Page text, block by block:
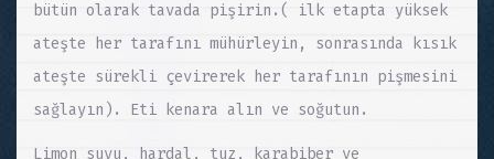
bütün olarak tavada pişirin.( ilk etapta yüksek
ateşte her tarafını mühürleyin, sonrasında kısık
ateşte sürekli çevirerek her tarafının pişmesini
sağlayın). Eti kenara alın ve soğutun.
Limon suyu, hardal, tuz, karabiber ve